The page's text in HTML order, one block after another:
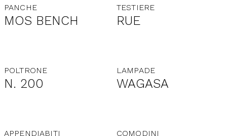
PANCHE
MOS BENCH
TESTIERE
RUE
POLTRONE
N. 200
LAMPADE
WAGASA
APPENDIABITI COMODINI